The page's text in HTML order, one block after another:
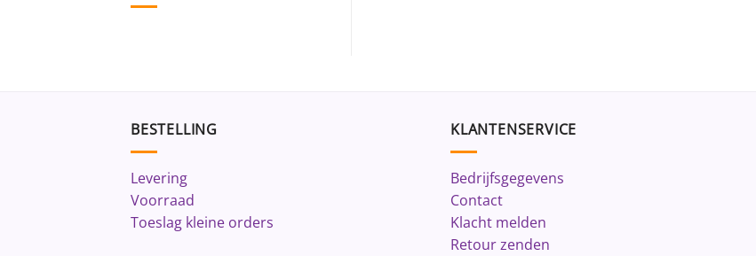
BESTELLING
Levering
Voorraad
Toeslag kleine orders
KLANTENSERVICE
Bedrijfsgegevens
Contact
Klacht melden
Retour zenden